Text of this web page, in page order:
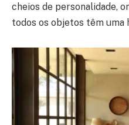
cheios de personalidade,
todos os objetos têm uma